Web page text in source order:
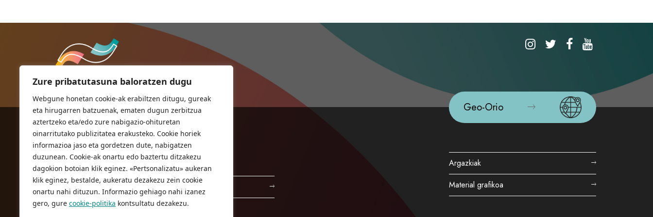
Zure pribatutasuna baloratzen dugu
Webgune honetan cookie-ak erabiltzen ditugu, gureak
eta hirugarren batzuenak, ematen dugun zerbitzua
aztertzeko eta/edo zure nabigazio-ohituretan
oinarritutako publizitatea erakusteko. Cookie horiek
informazioa jaso eta gordetzen dute, nabigatzen
duzunean. Cookie-ak onartu edo baztertu ditzakezu
dagokion botoian klik eginez. «Pertsonalizatu» aukeran
klik eginez, bestalde, aukeratu dezakezu zein cookie
onartu nahi dituzun. Informazio gehiago nahi izanez
gero, gure cookie-politika kontsultatu dezakezu.
Geo-Orio
Argazkiak
Material grafikoa
ORIOKO UDALA
Herriko plaza,1
20810 Orio (Gipuzkoa)
T. 943 83 03 46
bulegoak@orio.eus